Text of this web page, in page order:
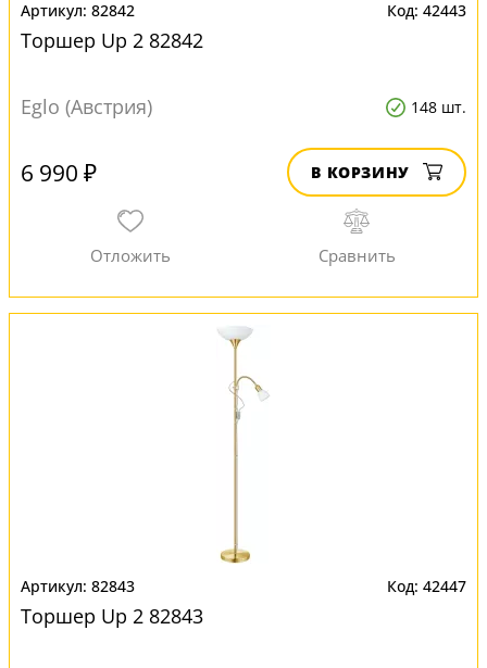
82842 42443
Торшер Up 2 82842
Eglo (Австрия) 148 шт.
6 990 ₽ В КОРЗИНУ
82843 42447
Торшер Up 2 82843